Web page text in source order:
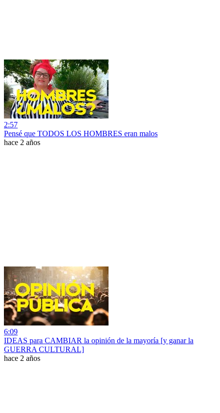
2:57
Pensé que TODOS LOS HOMBRES eran malos
hace 2 años
6:09
IDEAS para CAMBIAR la opinión de la mayoría [y ganar la
GUERRA CULTURAL]
hace 2 años